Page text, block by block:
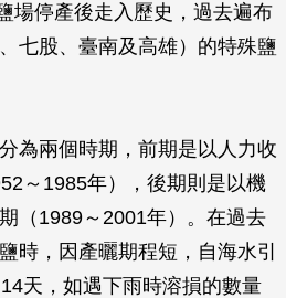
場停產後走入歷史，過去遍布
七股、臺南及高雄）的特殊鹽
為兩個時期，前期是以人力收
～1985年），後期則是以機
（1989～2001年）。在過去
時，因產曬期程短，自海水引
天，如遇下雨時溶損的數量